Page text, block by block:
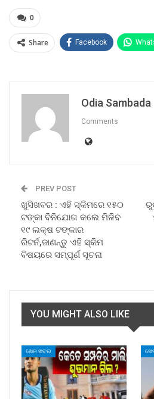
0
Share Facebook
Odia Sambada
Comments
PREV POST
ଖୁସିଖବର : ଏହି ସ୍କିମରେ ୧୫୦
ଟଙ୍କା ବିନିଯୋଗ କଲେ ମିଳିବ
୧୯ ଲକ୍ଷ ଟଙ୍କାର
ରିଟର୍ନ,ଜାଣନ୍ତୁ ଏହି ସ୍କିମ
ବିଷୟରେ ସମ୍ପୂର୍ଣ ସୂଚନା
YOU MIGHT ALSO LIKE
ଖେଳ ଖବର